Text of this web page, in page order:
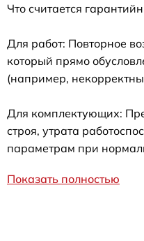
Что считается
Для работ: Повторное
который прямо
(например,
Для комплектующих:
строя, утрата
параметрам при
Показать полностью